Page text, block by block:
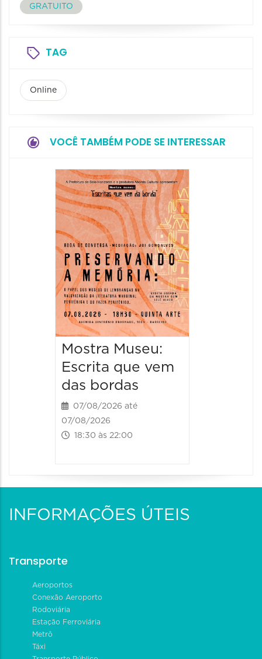
GRATUITO
TAG
Online
VOCÊ TAMBÉM PODE SE INTERESSAR
Mostra Museu:
Escrita que vem
das bordas
07/08/2026 até
07/08/2026
18:30 às 22:00
INFORMAÇÕES ÚTEIS
Transporte
Aeroportos
Conexão Aeroporto
Rodoviária
Estação Ferroviária
Metrô
Táxi